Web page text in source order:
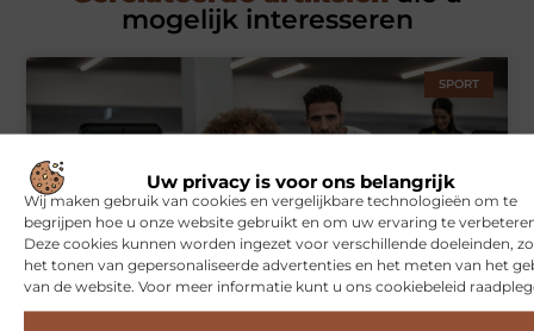
Uw privacy is voor ons belangrijk
Wij maken gebruik van cookies en vergelijkbare technologieën om te
begrijpen hoe u onze website gebruikt en om uw ervaring te
Deze cookies kunnen worden ingezet voor verschillende doeleinden,
het tonen van gepersonaliseerde advertenties en het meten van het
van de website. Voor meer informatie kunt u ons cookiebeleid
mogelijk interesseren
SPORT